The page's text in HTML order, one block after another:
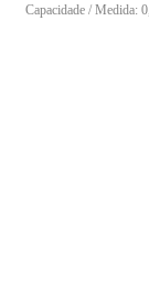
Capacidade / Medida: